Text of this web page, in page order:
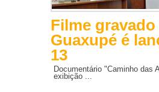
Filme gravado
Guaxupé é
13
Documentário "Caminho das
exibição ...